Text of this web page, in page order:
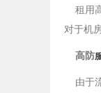
租用
对于机
高防
由于